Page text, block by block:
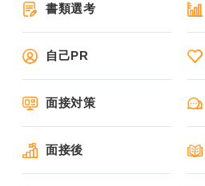
書類選考
自己PR
面接対策
面接後